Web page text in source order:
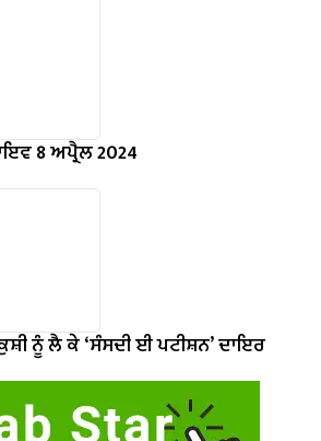
8 ਅਪ੍ਰੈਲ 2024
ਨੂੰ ਲੈ ਕੇ ‘ਸੰਸਦੀ ਈ ਪਟੀਸ਼ਨ’ ਦਾਇਰ